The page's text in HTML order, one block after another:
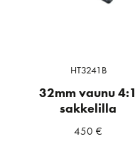
HT3241B
32mm vaunu 4:1
sakkelilla
450€